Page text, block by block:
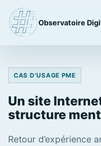
Observatoire
CAS D'USAGE PME
Un site
structure
Retour d’expérience